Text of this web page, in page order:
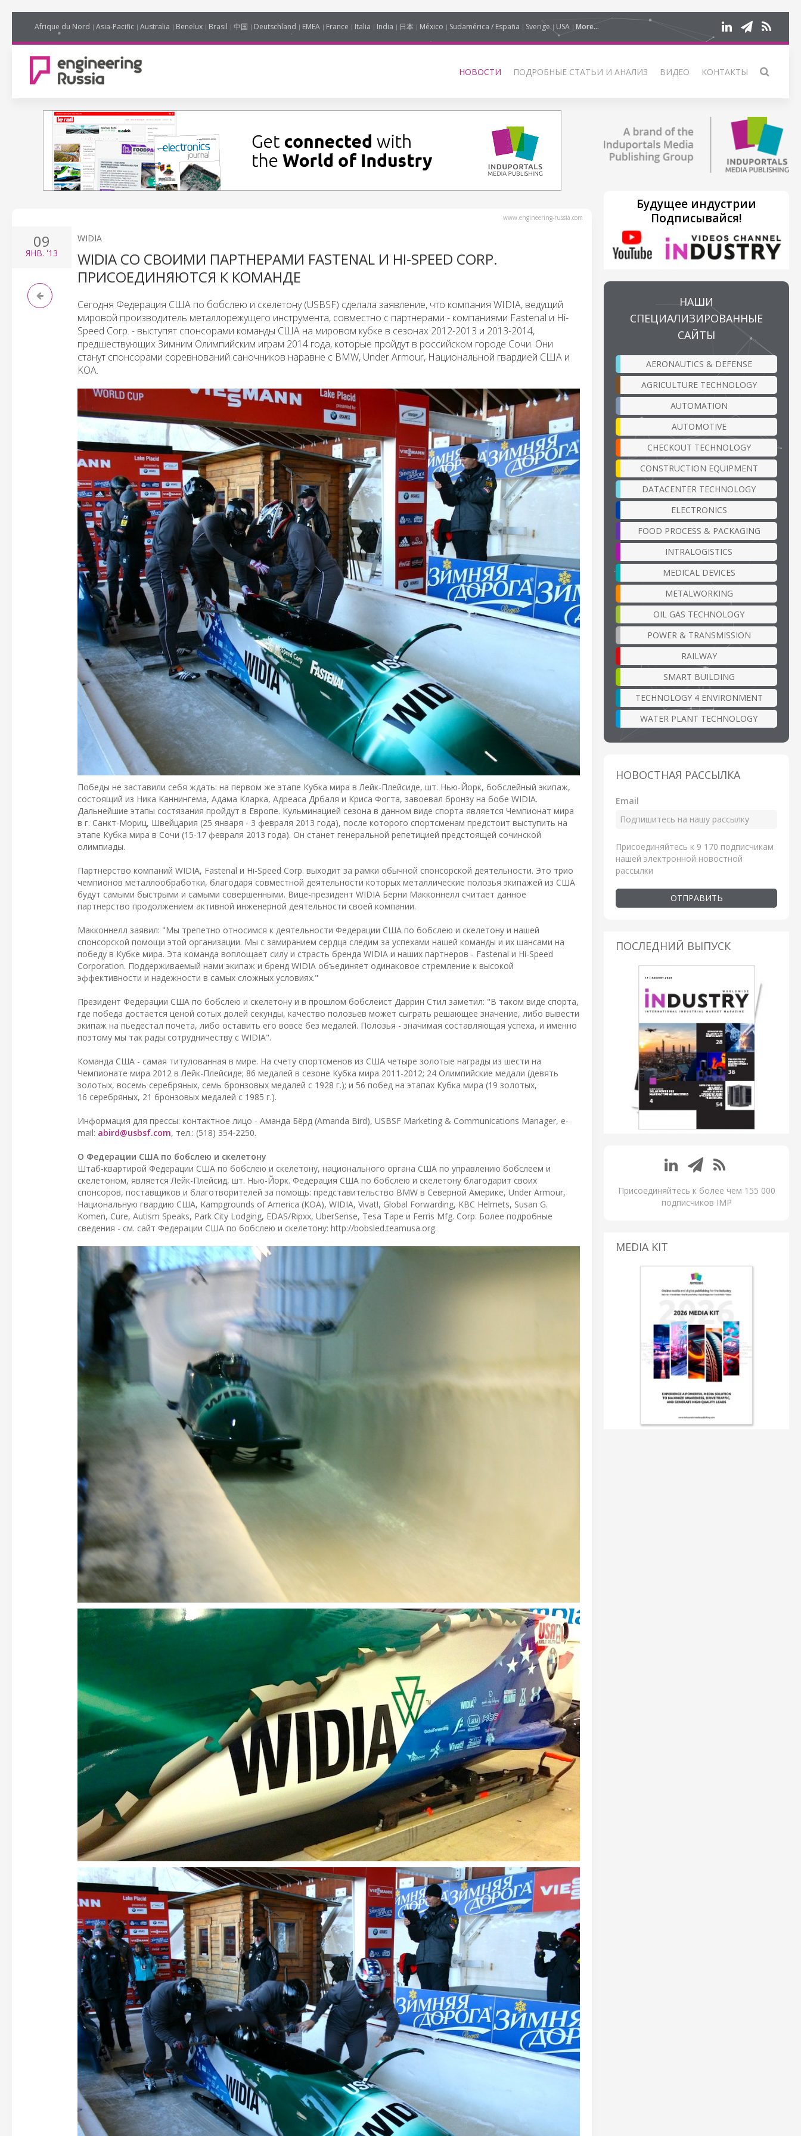
Afrique du Nord Asia-Pacific Australia Benelux Brasil 中国 Deutschland EMEA France Italia India 日本 México Sudamérica / España Sverige USA More...
НОВОСТИ ПОДРОБНЫЕ СТАТЬИ И АНАЛИЗ ВИДЕО КОНТАКТЫ
www.engineering-russia.com
09
ЯНВ. '13
WIDIA
WIDIA СО СВОИМИ ПАРТНЕРАМИ FASTENAL И HI-SPEED CORP.
ПРИСОЕДИНЯЮТСЯ К КОМАНДЕ
Сегодня Федерация США по бобслею и скелетону (USBSF) сделала заявление, что компания WIDIA, ведущий
мировой производитель металлорежущего инструмента, совместно с партнерами - компаниями Fastenal и Hi-
Speed Corp. - выступят спонсорами команды США на мировом кубке в сезонах 2012-2013 и 2013-2014,
предшествующих Зимним Олимпийским играм 2014 года, которые пройдут в российском городе Сочи. Они
станут спонсорами соревнований саночников наравне с BMW, Under Armour, Национальной гвардией США и
KOA.
Победы не заставили себя ждать: на первом же этапе Кубка мира в Лейк-Плейсиде, шт. Нью-Йорк, бобслейный экипаж,
состоящий из Ника Каннингема, Адама Кларка, Адреаса Дрбаля и Криса Фогта, завоевал бронзу на бобе WIDIA.
Дальнейшие этапы состязания пройдут в Европе. Кульминацией сезона в данном виде спорта является Чемпионат мира
в г. Санкт-Мориц, Швейцария (25 января - 3 февраля 2013 года), после которого спортсменам предстоит выступить на
этапе Кубка мира в Сочи (15-17 февраля 2013 года). Он станет генеральной репетицией предстоящей сочинской
олимпиады.
Партнерство компаний WIDIA, Fastenal и Hi-Speed Corp. выходит за рамки обычной спонсорской деятельности. Это трио
чемпионов металлообработки, благодаря совместной деятельности которых металлические полозья экипажей из США
будут самыми быстрыми и самыми совершенными. Вице-президент WIDIA Берни Макконнелл считает данное
партнерство продолжением активной инженерной деятельности своей компании.
Макконнелл заявил: "Мы трепетно относимся к деятельности Федерации США по бобслею и скелетону и нашей
спонсорской помощи этой организации. Мы с замиранием сердца следим за успехами нашей команды и их шансами на
победу в Кубке мира. Эта команда воплощает силу и страсть бренда WIDIA и наших партнеров - Fastenal и Hi-Speed
Corporation. Поддерживаемый нами экипаж и бренд WIDIA объединяет одинаковое стремление к высокой
эффективности и надежности в самых сложных условиях."
Президент Федерации США по бобслею и скелетону и в прошлом бобслеист Даррин Стил заметил: "В таком виде спорта,
где победа достается ценой сотых долей секунды, качество полозьев может сыграть решающее значение, либо вывести
экипаж на пьедестал почета, либо оставить его вовсе без медалей. Полозья - значимая составляющая успеха, и именно
поэтому мы так рады сотрудничеству с WIDIA".
Команда США - самая титулованная в мире. На счету спортсменов из США четыре золотые награды из шести на
Чемпионате мира 2012 в Лейк-Плейсиде; 86 медалей в сезоне Кубка мира 2011-2012; 24 Олимпийские медали (девять
золотых, восемь серебряных, семь бронзовых медалей с 1928 г.); и 56 побед на этапах Кубка мира (19 золотых,
16 серебряных, 21 бронзовых медалей с 1985 г.).
Информация для прессы: контактное лицо - Аманда Бёрд (Amanda Bird), USBSF Marketing & Communications Manager, e-
mail: abird@usbsf.com, тел.: (518) 354-2250.
О Федерации США по бобслею и скелетону
Штаб-квартирой Федерации США по бобслею и скелетону, национального органа США по управлению бобслеем и
скелетоном, является Лейк-Плейсид, шт. Нью-Йорк. Федерация США по бобслею и скелетону благодарит своих
спонсоров, поставщиков и благотворителей за помощь: представительство BMW в Северной Америке, Under Armour,
Национальную гвардию США, Kampgrounds of America (КОА), WIDIA, Vivat!, Global Forwarding, KBC Helmets, Susan G.
Komen, Cure, Autism Speaks, Park City Lodging, EDAS/Ripxx, UberSense, Tesa Tape и Ferris Mfg. Corp. Более подробные
сведения - см. сайт Федерации США по бобслею и скелетону: http://bobsled.teamusa.org.
Будущее индустрии
Подписывайся!
НАШИ
СПЕЦИАЛИЗИРОВАННЫЕ
САЙТЫ
AERONAUTICS & DEFENSE
AGRICULTURE TECHNOLOGY
AUTOMATION
AUTOMOTIVE
CHECKOUT TECHNOLOGY
CONSTRUCTION EQUIPMENT
DATACENTER TECHNOLOGY
ELECTRONICS
FOOD PROCESS & PACKAGING
INTRALOGISTICS
MEDICAL DEVICES
METALWORKING
OIL GAS TECHNOLOGY
POWER & TRANSMISSION
RAILWAY
SMART BUILDING
TECHNOLOGY 4 ENVIRONMENT
WATER PLANT TECHNOLOGY
НОВОСТНАЯ РАССЫЛКА
Email
Присоединяйтесь к 9 170 подписчикам
нашей электронной новостной
рассылки
ОТПРАВИТЬ
ПОСЛЕДНИЙ ВЫПУСК
Присоединяйтесь к более чем 155 000
подписчиков IMP
MEDIA KIT